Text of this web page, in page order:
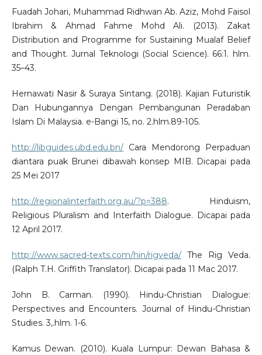
Fuadah Johari, Muhammad Ridhwan Ab. Aziz, Mohd Faisol
Ibrahim & Ahmad Fahme Mohd Ali. (2013). Zakat
Distribution and Programme for Sustaining Mualaf Belief
and Thought. Jurnal Teknologi (Social Science). 66:1. hlm.
35–43.
Hernawati Nasir & Suraya Sintang. (2018). Kajian Futuristik
Dan Hubungannya Dengan Pembangunan Peradaban
Islam Di Malaysia. e-Bangi 15, no. 2.hlm.89-105.
http://libguides.ubd.edu.bn/Cara Mendorong Perpaduan
diantara puak Brunei dibawah konsep MIB. Dicapai pada
25 Mei 2017
http://regionalinterfaith.org.au/?p=388. Hinduism,
Religious Pluralism and Interfaith Dialogue. Dicapai pada
12 April 2017.
http://www.sacred-texts.com/hin/rigveda/The Rig Veda.
(Ralph T.H. Griffith Translator). Dicapai pada 11 Mac 2017.
John B. Carman. (1990). Hindu-Christian Dialogue:
Perspectives and Encounters. Journal of Hindu-Christian
Studies. 3,.hlm. 1-6.
Kamus Dewan. (2010). Kuala Lumpur: Dewan Bahasa &